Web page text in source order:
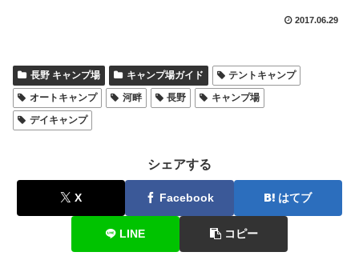
2017.06.29
長野 キャンプ場 キャンプ場ガイド
テントキャンプ
オートキャンプ
河畔 長野
キャンプ場
デイキャンプ
シェアする
X Facebook はてブ
LINE コピー